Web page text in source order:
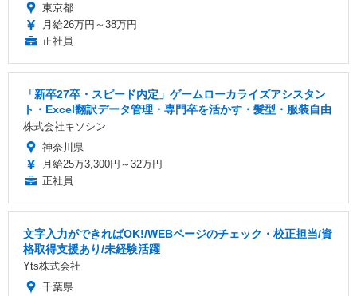
東京都
月給26万円～38万円
正社員
「新卒27卒・スピード内定」ゲームローカライズアシスタン
ト・Excel翻訳データ管理・専門卒を活かす・髪型・服装自由
株式会社キソシン
神奈川県
月給25万3,300円～32万円
正社員
文字入力ができればOK!/WEBページのチェック・校正担当/資
格取得支援あり/未経験活躍
Yts株式会社
千葉県